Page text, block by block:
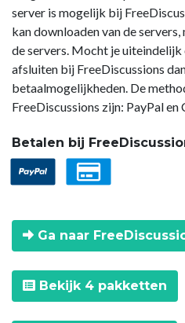
server is mogelijk bij
kan downloaden van de
de servers. Mocht je
afsluiten bij FreeDiscussions
betaalmogelijkheden. De
FreeDiscussions zijn: PayPal en
Betalen bij
Ga naar
Bekijk 4 pakketten